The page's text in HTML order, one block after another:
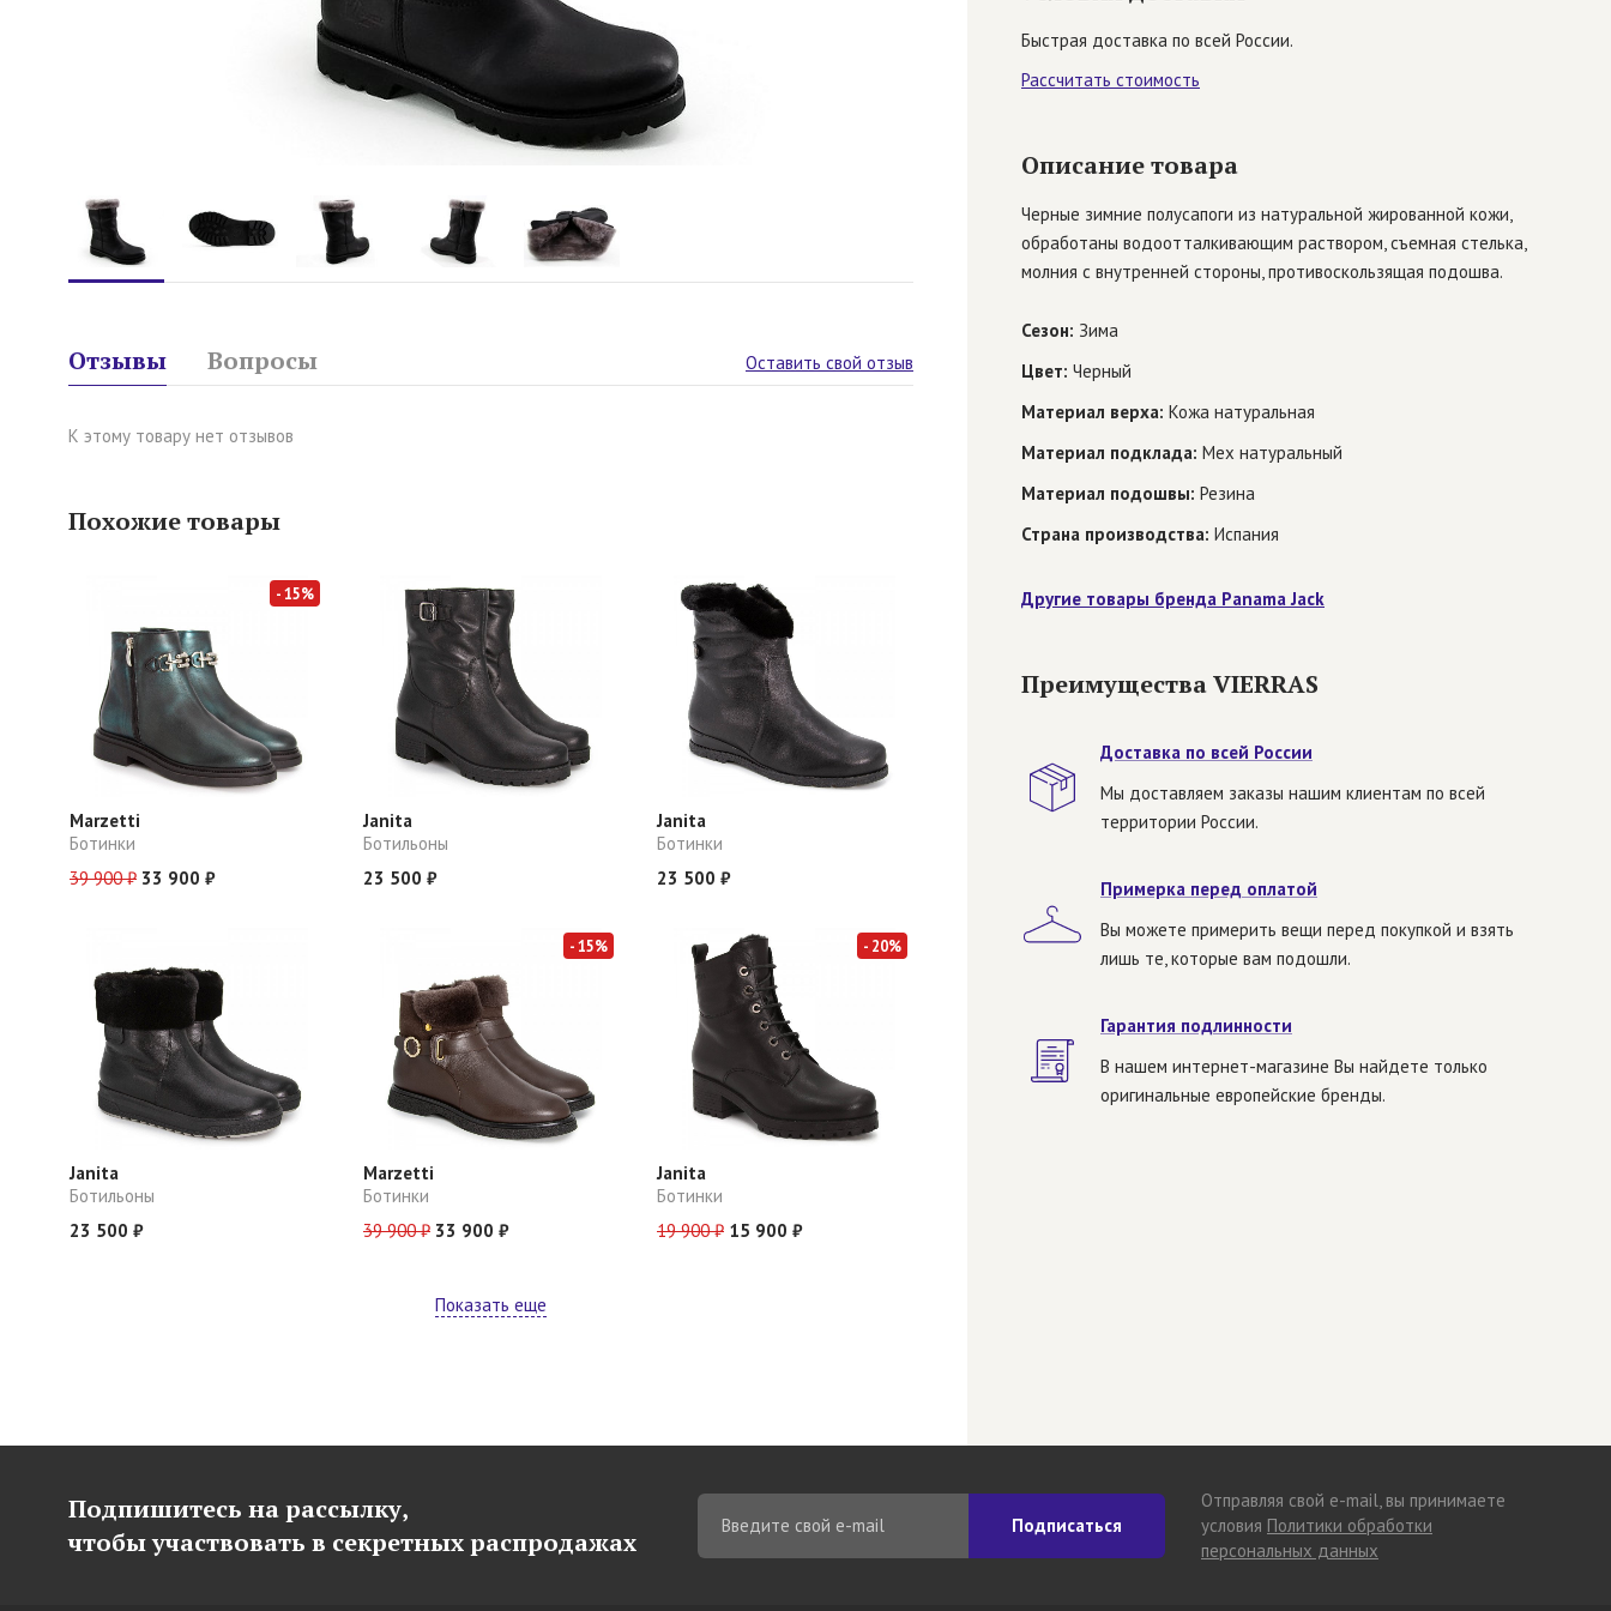
Отзывы Вопросы Оставить свой отзыв
К этому товару нет отзывов
Похожие товары
- 15%
Marzetti
Ботинки
39 900 ₽ 33 900 ₽
Janita
Ботильоны
23 500 ₽
Janita
Ботинки
23 500 ₽
Janita
Ботильоны
23 500 ₽
- 15%
Marzetti
Ботинки
39 900 ₽ 33 900 ₽
- 20%
Janita
Ботинки
19 900 ₽ 15 900 ₽
Показать еще
Быстрая доставка по всей России.
Рассчитать стоимость
Описание товара
Черные зимние полусапоги из натуральной жированной кожи,
обработаны водоотталкивающим раствором, съемная стелька,
молния с внутренней стороны, противоскользящая подошва.
Сезон: Зима
Цвет: Черный
Материал верха: Кожа натуральная
Материал подклада: Мех натуральный
Материал подошвы: Резина
Страна производства: Испания
Другие товары бренда Panama Jack
Преимущества VIERRAS
Доставка по всей России
Мы доставляем заказы нашим клиентам по всей
территории России.
Примерка перед оплатой
Вы можете примерить вещи перед покупкой и взять
лишь те, которые вам подошли.
Гарантия подлинности
В нашем интернет-магазине Вы найдете только
оригинальные европейские бренды.
Подпишитесь на рассылку,
чтобы участвовать в секретных распродажах
Подписаться
Отправляя свой e-mail, вы принимаете
условия Политики обработки
персональных данных